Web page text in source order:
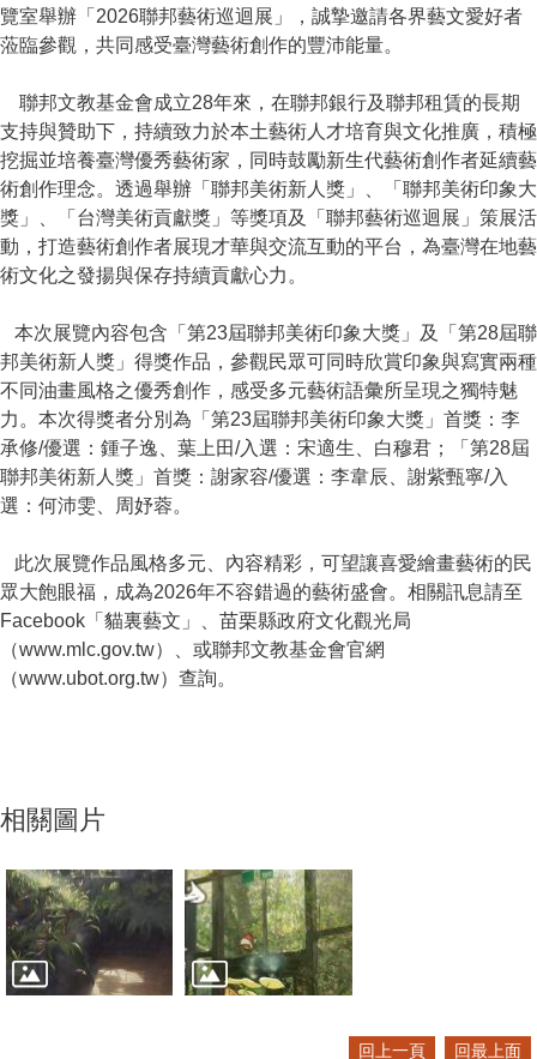
覽室舉辦「2026聯邦藝術巡迴展」，誠摯邀請各界藝文愛好者
蒞臨參觀，共同感受臺灣藝術創作的豐沛能量。
聯邦文教基金會成立28年來，在聯邦銀行及聯邦租賃的長期
支持與贊助下，持續致力於本土藝術人才培育與文化推廣，積極
挖掘並培養臺灣優秀藝術家，同時鼓勵新生代藝術創作者延續藝
術創作理念。透過舉辦「聯邦美術新人獎」、「聯邦美術印象大
獎」、「台灣美術貢獻獎」等獎項及「聯邦藝術巡迴展」策展活
動，打造藝術創作者展現才華與交流互動的平台，為臺灣在地藝
術文化之發揚與保存持續貢獻心力。
本次展覽內容包含「第23屆聯邦美術印象大獎」及「第28屆聯
邦美術新人獎」得獎作品，參觀民眾可同時欣賞印象與寫實兩種
不同油畫風格之優秀創作，感受多元藝術語彙所呈現之獨特魅
力。本次得獎者分別為「第23屆聯邦美術印象大獎」首獎：李
承修/優選：鍾子逸、葉上田/入選：宋適生、白穆君；「第28屆
聯邦美術新人獎」首獎：謝家容/優選：李韋辰、謝紫甄寧/入
選：何沛雯、周妤蓉。
此次展覽作品風格多元、內容精彩，可望讓喜愛繪畫藝術的民
眾大飽眼福，成為2026年不容錯過的藝術盛會。相關訊息請至
Facebook「貓裏藝文」、苗栗縣政府文化觀光局
（www.mlc.gov.tw）、或聯邦文教基金會官網
（www.ubot.org.tw）查詢。
相關圖片
回上一頁 回最上面